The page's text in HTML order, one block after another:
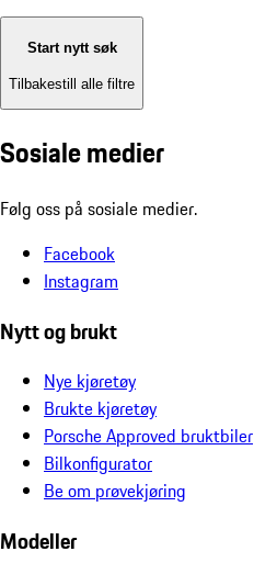
Start nytt søk
Tilbakestill alle filtre
Sosiale medier
Følg oss på sosiale medier.
Facebook
Instagram
Nytt og brukt
Nye kjøretøy
Brukte kjøretøy
Porsche Approved bruktbiler
Bilkonfigurator
Be om prøvekjøring
Modeller